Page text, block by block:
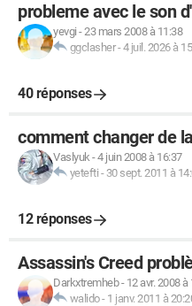
probleme avec le son
yevgi -23 mars 2008 à 11:38
ggclasher-4 juil. 2026 à
40 réponses
comment changer de
Vaslyuk-4 juin 2008 à 16:37
yetefti - 30 sept. 2011 à
12 réponses
Assassin's Creed
Darkxtremheb- 12 avr. 2008 à
walido- 1 janv. 2011 à